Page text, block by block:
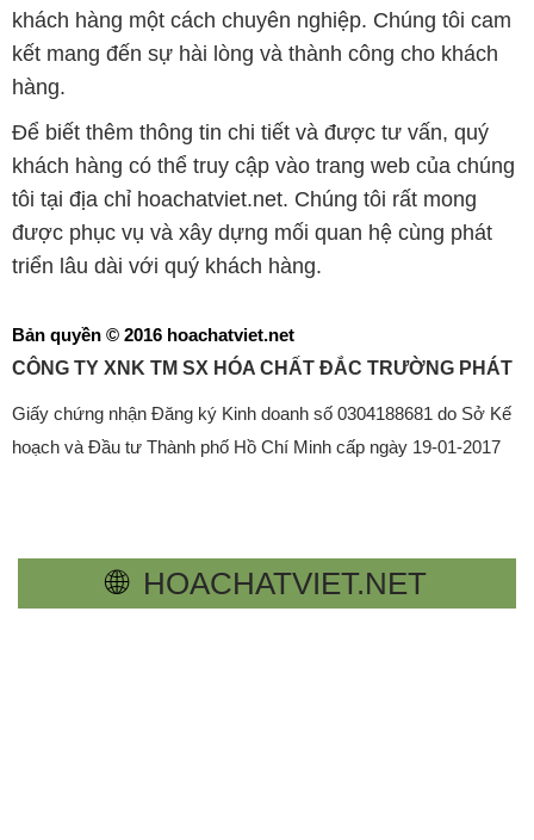
khách hàng một cách chuyên nghiệp. Chúng tôi cam
kết mang đến sự hài lòng và thành công cho khách
hàng.
Để biết thêm thông tin chi tiết và được tư vấn, quý
khách hàng có thể truy cập vào trang web của chúng
tôi tại địa chỉ hoachatviet.net. Chúng tôi rất mong
được phục vụ và xây dựng mối quan hệ cùng phát
triển lâu dài với quý khách hàng.
Bản quyền © 2016 hoachatviet.net
CÔNG TY XNK TM SX HÓA CHẤT ĐẮC TRƯỜNG PHÁT
Giấy chứng nhận Đăng ký Kinh doanh số 0304188681 do Sở Kế
hoạch và Đầu tư Thành phố Hồ Chí Minh cấp ngày 19-01-2017
🌐 HOACHATVIET.NET